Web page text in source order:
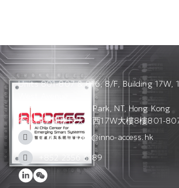
Units 801-807 & 816, 8/F, Building 17W,
Hong Kong Science Park, NT, Hong Kong
香港科學園科技大道西17W大樓8樓801-
access_admin@inno-access.hk
+852 2356 3189